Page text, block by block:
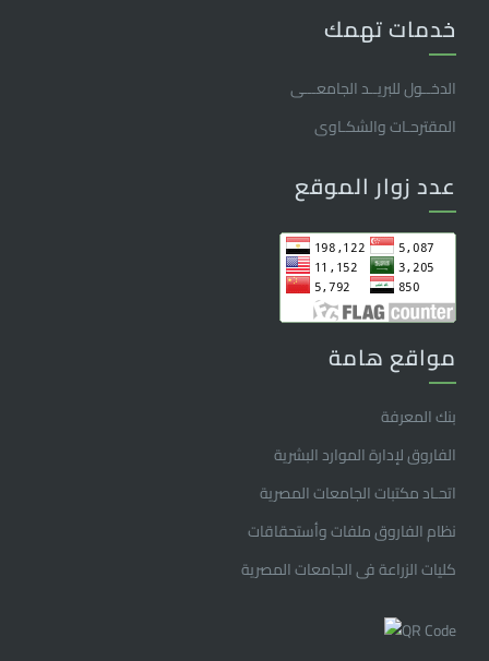
خدمات تهمك
الدخــول للبريــد الجامعـــى
المقترحـات والشكـاوى
عدد زوار الموقع
مواقع هامة
بنك المعرفة
الفاروق ﻹدارة الموارد البشرية
اتحـاد مكتبات الجامعات المصرية
نظام الفاروق ملفات وأستحقاقات
كليات الزراعة فى الجامعات المصرية